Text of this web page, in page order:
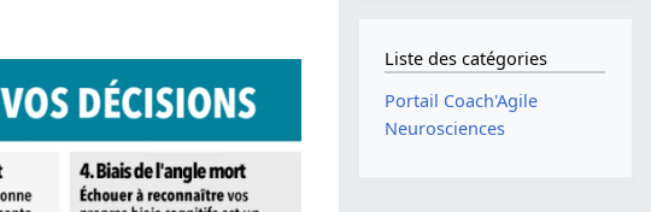
Liste des catégories
Portail Coach'Agile
Neurosciences